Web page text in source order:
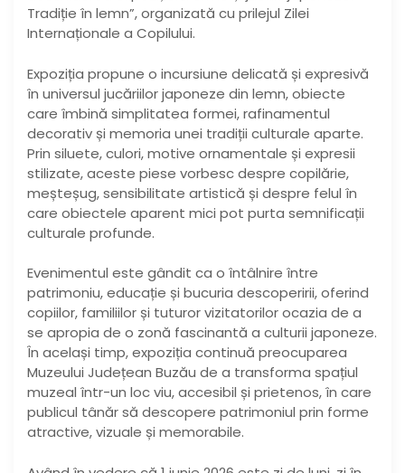
Tradiție în lemn”, organizată cu prilejul Zilei
Internaționale a Copilului.
Expoziția propune o incursiune delicată și expresivă
în universul jucăriilor japoneze din lemn, obiecte
care îmbină simplitatea formei, rafinamentul
decorativ și memoria unei tradiții culturale aparte.
Prin siluete, culori, motive ornamentale și expresii
stilizate, aceste piese vorbesc despre copilărie,
meșteșug, sensibilitate artistică și despre felul în
care obiectele aparent mici pot purta semnificații
culturale profunde.
Evenimentul este gândit ca o întâlnire între
patrimoniu, educație și bucuria descoperirii, oferind
copiilor, familiilor și tuturor vizitatorilor ocazia de a
se apropia de o zonă fascinantă a culturii japoneze.
În același timp, expoziția continuă preocuparea
Muzeului Județean Buzău de a transforma spațiul
muzeal într-un loc viu, accesibil și prietenos, în care
publicul tânăr să descopere patrimoniul prin forme
atractive, vizuale și memorabile.